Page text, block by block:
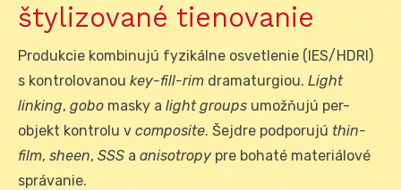
štylizované tienovanie
Produkcie kombinujú fyzikálne osvetlenie (IES/HDRI)
s kontrolovanou key-fill-rim dramaturgiou. Light
linking, gobo masky a light groups umožňujú per-
objekt kontrolu v composite. Šejdre podporujú thin-
film, sheen, SSS a anisotropy pre bohaté materiálové
správanie.